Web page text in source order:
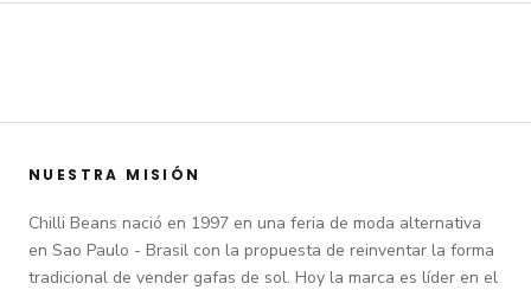
NUESTRA MISIÓN
Chilli Beans nació en 1997 en una feria de moda alternativa
en Sao Paulo - Brasil con la propuesta de reinventar la forma
tradicional de vender gafas de sol. Hoy la marca es líder en el